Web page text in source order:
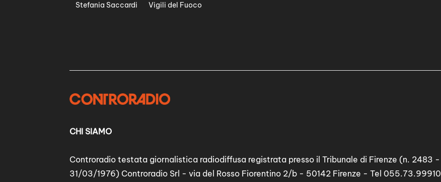
Stefania Saccardi
Vigili del Fuoco
CHI SIAMO
Controradio testata giornalistica radiodiffusa registrata presso il Tribunale di Firenze (n. 2483 -
31/03/1976) Controradio Srl - via del Rosso Fiorentino 2/b - 50142 Firenze - Tel 055.73.99910